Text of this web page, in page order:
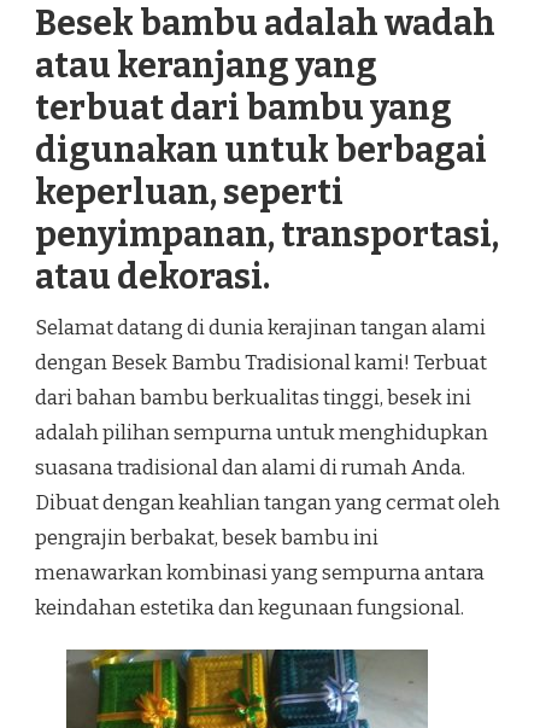
Besek bambu adalah wadah
atau keranjang yang
terbuat dari bambu yang
digunakan untuk berbagai
keperluan, seperti
penyimpanan, transportasi,
atau dekorasi.
Selamat datang di dunia kerajinan tangan alami
dengan Besek Bambu Tradisional kami! Terbuat
dari bahan bambu berkualitas tinggi, besek ini
adalah pilihan sempurna untuk menghidupkan
suasana tradisional dan alami di rumah Anda.
Dibuat dengan keahlian tangan yang cermat oleh
pengrajin berbakat, besek bambu ini
menawarkan kombinasi yang sempurna antara
keindahan estetika dan kegunaan fungsional.